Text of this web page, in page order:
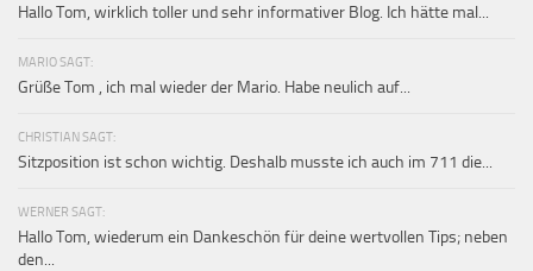
Hallo Tom, wirklich toller und sehr informativer Blog. Ich hätte mal...
MARIO SAGT:
Grüße Tom , ich mal wieder der Mario. Habe neulich auf...
CHRISTIAN SAGT:
Sitzposition ist schon wichtig. Deshalb musste ich auch im 711 die...
WERNER SAGT:
Hallo Tom, wiederum ein Dankeschön für deine wertvollen Tips; neben
den...